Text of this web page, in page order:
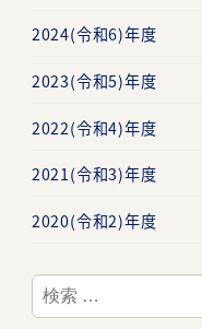
2024(令和6)年度
2023(令和5)年度
2022(令和4)年度
2021(令和3)年度
2020(令和2)年度
検
索